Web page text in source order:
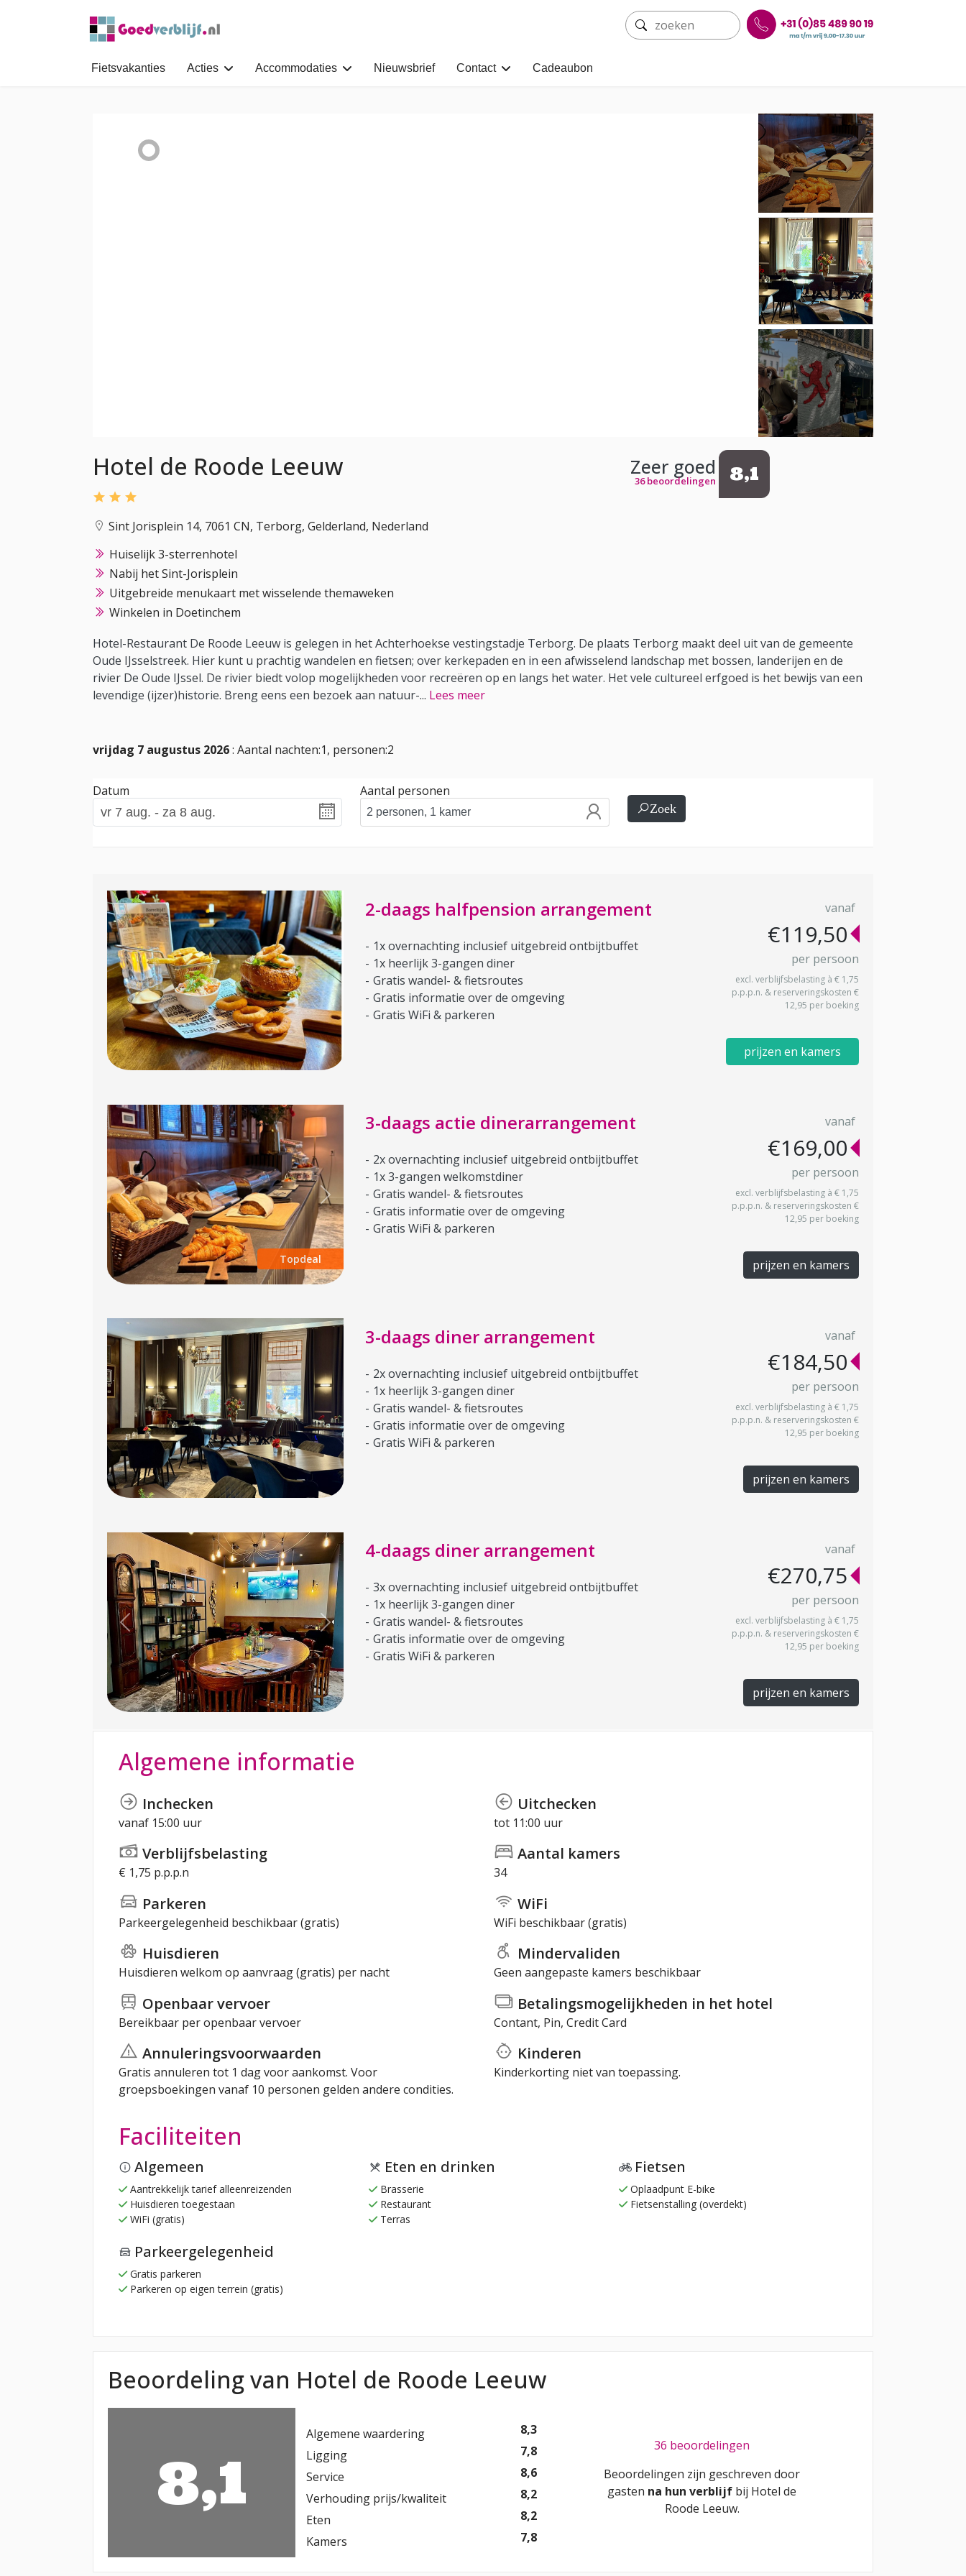
Fietsvakanties Acties Accommodaties Nieuwsbrief Contact Cadeaubon
Hotel de Roode Leeuw
Sint Jorisplein 14, 7061 CN, Terborg, Gelderland, Nederland
Zeer goed
36 beoordelingen 8,1
Huiselijk 3-sterrenhotel
Nabij het Sint-Jorisplein
Uitgebreide menukaart met wisselende themaweken
Winkelen in Doetinchem
Hotel-Restaurant De Roode Leeuw is gelegen in het Achterhoekse vestingstadje Terborg. De plaats Terborg maakt deel uit van de gemeente
Oude IJsselstreek. Hier kunt u prachtig wandelen en fietsen; over kerkepaden en in een afwisselend landschap met bossen, landerijen en de
rivier De Oude IJssel. De rivier biedt volop mogelijkheden voor recreëren op en langs het water. Het vele cultureel erfgoed is het bewijs van een
levendige (ijzer)historie. Breng eens een bezoek aan natuur-... Lees meer
vrijdag 7 augustus 2026: Aantal nachten:1, personen:2
Datum Aantal personen
Zoek
2-daags halfpension arrangement
1x overnachting inclusief uitgebreid ontbijtbuffet
1x heerlijk 3-gangen diner
Gratis wandel- & fietsroutes
Gratis informatie over de omgeving
Gratis WiFi & parkeren
vanaf
€119,50
per persoon
excl. verblijfsbelasting à € 1,75
p.p.p.n. & reserveringskosten €
12,95 per boeking
prijzen en kamers
Topdeal
Previous Next
3-daags actie dinerarrangement
2x overnachting inclusief uitgebreid ontbijtbuffet
1x 3-gangen welkomstdiner
Gratis wandel- & fietsroutes
Gratis informatie over de omgeving
Gratis WiFi & parkeren
vanaf
€169,00
per persoon
excl. verblijfsbelasting à € 1,75
p.p.p.n. & reserveringskosten €
12,95 per boeking
prijzen en kamers
3-daags diner arrangement
2x overnachting inclusief uitgebreid ontbijtbuffet
1x heerlijk 3-gangen diner
Gratis wandel- & fietsroutes
Gratis informatie over de omgeving
Gratis WiFi & parkeren
vanaf
€184,50
per persoon
excl. verblijfsbelasting à € 1,75
p.p.p.n. & reserveringskosten €
12,95 per boeking
prijzen en kamers
Previous Next
4-daags diner arrangement
3x overnachting inclusief uitgebreid ontbijtbuffet
1x heerlijk 3-gangen diner
Gratis wandel- & fietsroutes
Gratis informatie over de omgeving
Gratis WiFi & parkeren
vanaf
€270,75
per persoon
excl. verblijfsbelasting à € 1,75
p.p.p.n. & reserveringskosten €
12,95 per boeking
prijzen en kamers
Algemene informatie
Inchecken
vanaf 15:00 uur
Uitchecken
tot 11:00 uur
Verblijfsbelasting
€ 1,75 p.p.p.n
Aantal kamers
34
Parkeren
Parkeergelegenheid beschikbaar (gratis)
WiFi
WiFi beschikbaar (gratis)
Huisdieren
Huisdieren welkom op aanvraag (gratis) per nacht
Mindervaliden
Geen aangepaste kamers beschikbaar
Openbaar vervoer
Bereikbaar per openbaar vervoer
Betalingsmogelijkheden in het hotel
Contant, Pin, Credit Card
Annuleringsvoorwaarden
Gratis annuleren tot 1 dag voor aankomst. Voor
groepsboekingen vanaf 10 personen gelden andere condities.
Kinderen
Kinderkorting niet van toepassing.
Faciliteiten
Algemeen
Aantrekkelijk tarief alleenreizenden
Huisdieren toegestaan
WiFi (gratis)
Eten en drinken
Brasserie
Restaurant
Terras
Fietsen
Oplaadpunt E-bike
Fietsenstalling (overdekt)
Parkeergelegenheid
Gratis parkeren
Parkeren op eigen terrein (gratis)
Beoordeling van Hotel de Roode Leeuw
8,1
Algemene waardering
8,3
Ligging
7,8
Service
8,6
Verhouding prijs/kwaliteit
8,2
Eten
8,2
Kamers
7,8
36 beoordelingen
Beoordelingen zijn geschreven door
gasten na hun verblijf bij Hotel de
Roode Leeuw.